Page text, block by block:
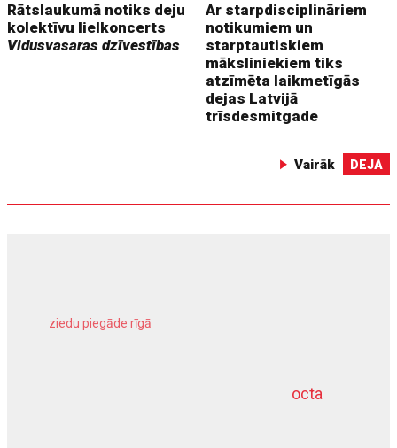
Rātslaukumā notiks deju
kolektīvu lielkoncerts
Vidusvasaras dzīvestības
Ar starpdisciplināriem
notikumiem un
starptautiskiem
māksliniekiem tiks
atzīmēta laikmetīgās
dejas Latvijā
trīsdesmitgade
Vairāk DEJA
octa
ziedu piegāde rīgā
dziļurbums